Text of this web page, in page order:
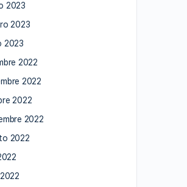
2023
2023
2023
2022
2022
2022
2022
2022